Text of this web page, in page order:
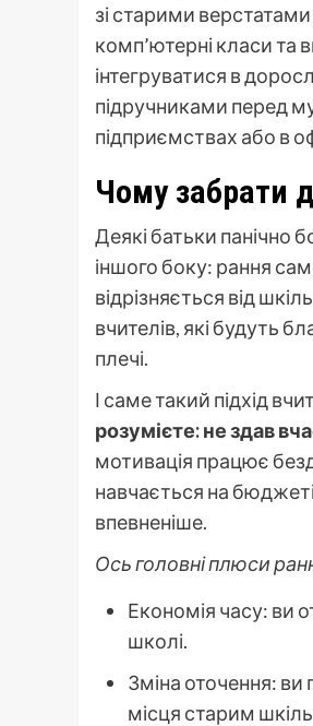
зі старими
комп’ютерні класи
інтегруватися в
підручниками перед
підприємствах або в
Чому забрати
Деякі батьки панічно
іншого боку: рання
відрізняється від
вчителів, які будуть
плечі.
І саме такий підхід
розумієте: не здав
мотивація працює
навчається на
впевненіше.
Ось головні плюси
Економія часу: ви
школі.
Зміна оточення:
місця старим